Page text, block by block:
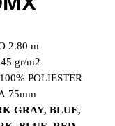
2.80 m
gr/m2
POLIESTER
75mm
GRAY, BLUE,